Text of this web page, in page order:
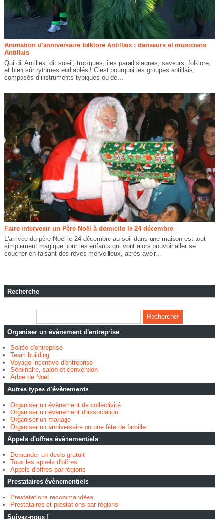
Animation d'anniversaire folklore Antillais : danseurs et musiciens
Antillais
Qui dit Antilles, dit soleil, tropiques, îles paradisiaques, saveurs, folklore,
et bien sûr rythmes endiablés ! C’est pourquoi les groupes antillais,
composés d’instruments typiques ou de...
Faire intervenir un Père Noël à domicile le 24 décembre
L'arrivée du père-Noël le 24 décembre au soir dans une maison est tout
simplement magique pour les enfants qui vont alors pouvoir aller se
coucher en faisant des rêves merveilleux, après avoir...
Recherche
Organiser un évènement d'entreprise
Soirée d'entreprise
Team building
Voyage incentive d'entreprise
Séminaire, salon et convention
Arbre de Noël
Autres types d'évènements
Organiser un évènement de collectivité
Organiser un évènement d'association
Organiser un mariage
Organiser un anniversaire ou une fête de famille
Appels d'offres évènementiels
Demander un devis gratuit
Tous les appels d'offres
Appels d'offres par régions
Prestataires évènementiels
Prestatations recommandées
Prestataires et prestations par régions
Suivez-nous !